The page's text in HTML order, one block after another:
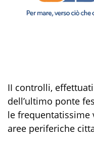
II controlli,
dell’ultimo ponte
le frequentatissime
aree periferiche